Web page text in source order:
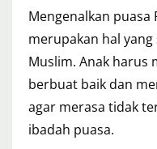
Mengenalkan puasa
merupakan hal
Muslim. Anak harus
berbuat baik dan
agar merasa tidak
ibadah puasa.